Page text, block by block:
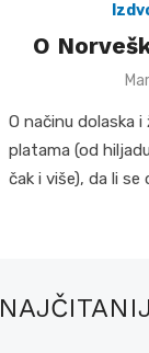
O
O načinu dolaska
platama (od
čak i više), da li se